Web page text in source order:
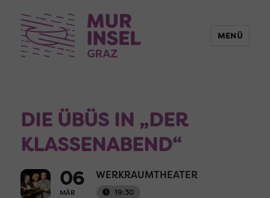
MENÜ
DIE ÜBÜS IN „DER
KLASSENABEND“
06
MÄR
WERKRAUMTHEATER
19:30